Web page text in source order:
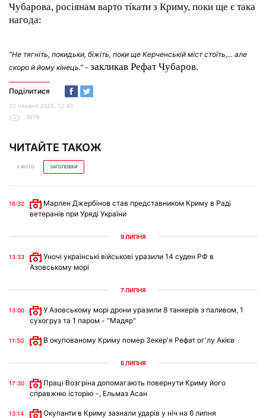
Чубарова, росіянам варто тікати з Криму, поки ще є така
нагода:
“Не тягніть, покидьки, біжіть, поки ще Керченській міст стоїть,... але
скоро й йому кінець.” - закликав Рефат Чубаров.
Поділитися
22 червня 2026, 12:40
3676
ЧИТАЙТЕ ТАКОЖ
З ФОТО ЗАГОЛОВКИ
16:32
Марлен Джербінов став представником Криму в Раді
ветеранів при Уряді України
9 ЛИПНЯ
13:33
Уночі українські військові уразили 14 суден РФ в
Азовському морі
7 ЛИПНЯ
13:00
У Азовському морі дрони уразили 8 танкерів з паливом, 1
сухогруз та 1 паром - "Мадяр"
11:50 В окупованому Криму помер Зекерʼя Рефат огʼлу Акієв
6 ЛИПНЯ
17:30
Праці Возгріна допомагають повернути Криму його
справжню історію -, Ельмаз Асан
13:14 Окупанти в Криму зазнали ударів у ніч на 6 липня